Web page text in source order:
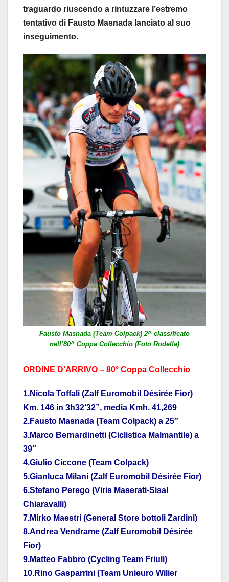
traguardo riuscendo a rintuzzare l’estremo
tentativo di Fausto Masnada lanciato al suo
inseguimento.
Fausto Masnada (Team Colpack) 2^ classificato
nell’80^ Coppa Collecchio (Foto Rodella)
ORDINE D’ARRIVO – 80° Coppa Collecchio
1.Nicola Toffali (Zalf Euromobil Désirée Fior)
Km. 146 in 3h32’32”, media Kmh. 41,269
2.Fausto Masnada (Team Colpack) a 25″
3.Marco Bernardinetti (Ciclistica Malmantile) a
39″
4.Giulio Ciccone (Team Colpack)
5.Gianluca Milani (Zalf Euromobil Désirée Fior)
6.Stefano Perego (Viris Maserati-Sisal
Chiaravalli)
7.Mirko Maestri (General Store bottoli Zardini)
8.Andrea Vendrame (Zalf Euromobil Désirée
Fior)
9.Matteo Fabbro (Cycling Team Friuli)
10.Rino Gasparrini (Team Unieuro Wilier